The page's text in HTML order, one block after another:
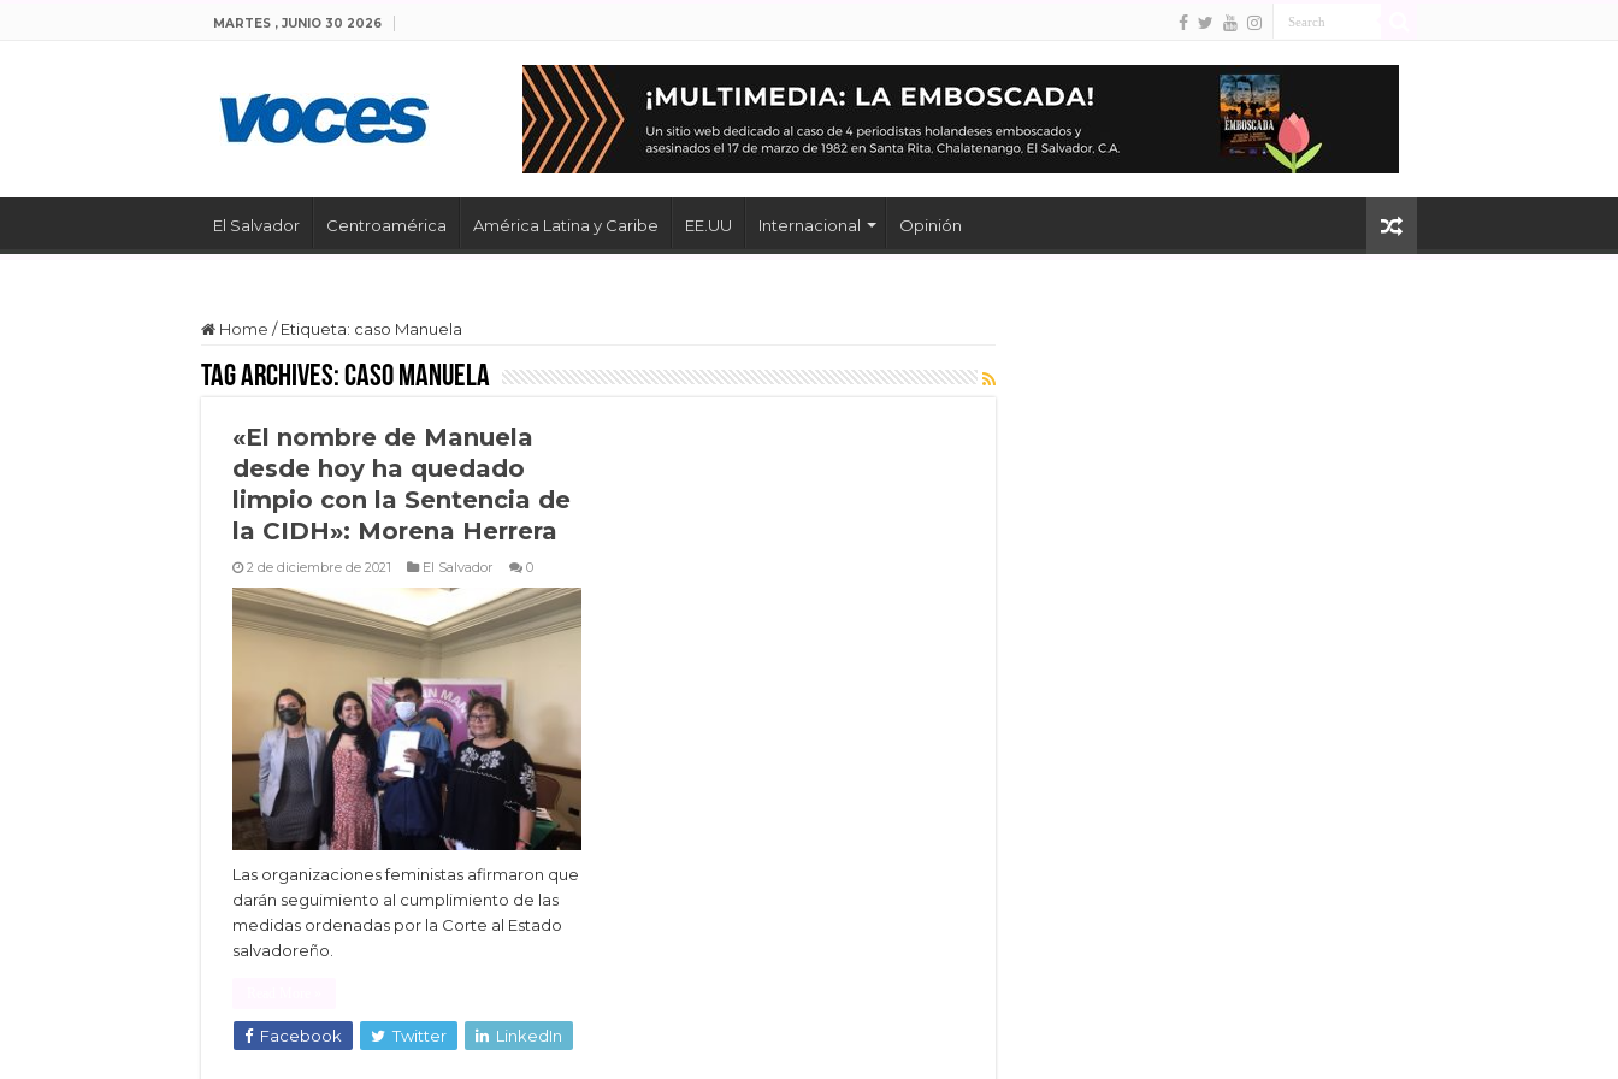
MARTES , JUNIO 30 2026
El Salvador Centroamérica América Latina y Caribe EE.UU Internacional Opinión
Home / Etiqueta: caso Manuela
Tag Archives:caso Manuela
«El nombre de Manuela
desde hoy ha quedado
limpio con la Sentencia de
la CIDH»: Morena Herrera
2 de diciembre de 2021 El Salvador 0
Las organizaciones feministas afirmaron que
darán seguimiento al cumplimiento de las
medidas ordenadas por la Corte al Estado
salvadoreño.
Facebook Twitter LinkedIn